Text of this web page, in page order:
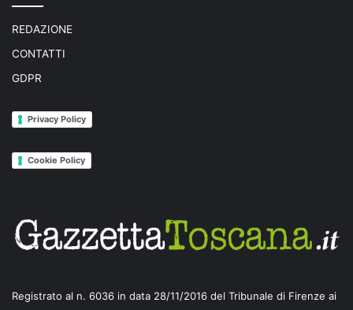
REDAZIONE
CONTATTI
GDPR
Privacy Policy
Cookie Policy
Registrato al n. 6036 in data 28/11/2016 del Tribunale di Firenze ai